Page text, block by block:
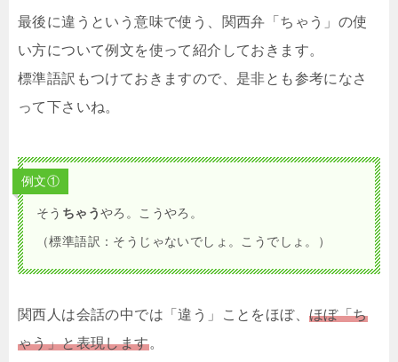
最後に違うという意味で使う、関西弁「ちゃう」の使
い方について例文を使って紹介しておきます。
標準語訳もつけておきますので、是非とも参考になさ
って下さいね。
例文①
そう ちゃうやろ。こうやろ。
（標準語訳：そうじゃないでしょ。こうでしょ。）
関西人は会話の中では「違う」ことをほぼ、 ほぼ「ち
ゃう」と表現します。